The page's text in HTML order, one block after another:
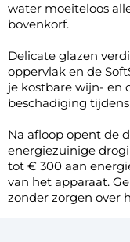
water moeiteloos
bovenkorf.
Delicate glazen
oppervlak en de
je kostbare wijn- en
beschadiging
Na afloop opent de
energiezuinige
tot € 300 aan
van het apparaat.
zonder zorgen over